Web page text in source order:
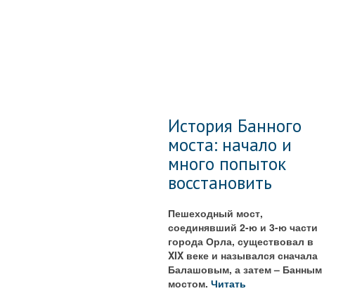
История Банного
моста: начало и
много попыток
восстановить
Пешеходный мост,
соединявший 2-ю и 3-ю части
города Орла, существовал в
XIX веке и назывался сначала
Балашовым, а затем – Банным
мостом.Читать